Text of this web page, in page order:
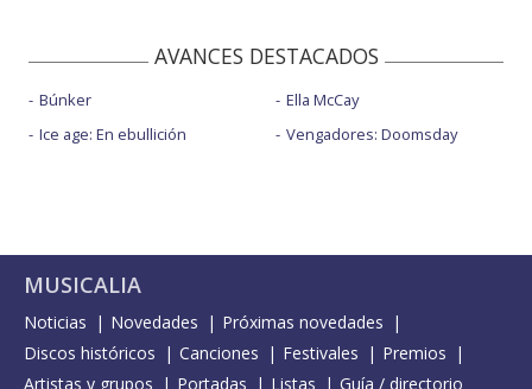
AVANCES DESTACADOS
Búnker
Ice age: En ebullición
Ella McCay
Vengadores: Doomsday
MUSICALIA
Noticias Novedades
Próximas novedades
Discos históricos
Canciones Festivales
Premios
Artistas y grupos
Portadas Listas Guía / directorio